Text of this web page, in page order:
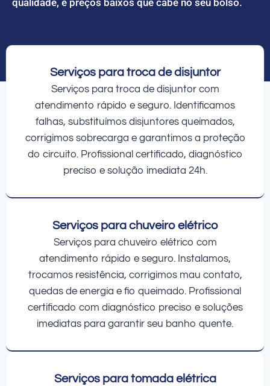
Serviços para troca de disjuntor
Serviços para troca de disjuntor com
atendimento rápido e seguro. Identificamos
falhas, substituímos disjuntores queimados,
corrigimos sobrecarga e garantimos a proteção
do circuito. Profissional certificado, diagnóstico
preciso e solução imediata 24h.
Serviços para chuveiro elétrico
Serviços para chuveiro elétrico com
atendimento rápido e seguro. Instalamos,
trocamos resistência, corrigimos mau contato,
quedas de energia e fio queimado. Profissional
certificado com diagnóstico preciso e soluções
imediatas para garantir seu banho quente.
Serviços para tomada elétrica